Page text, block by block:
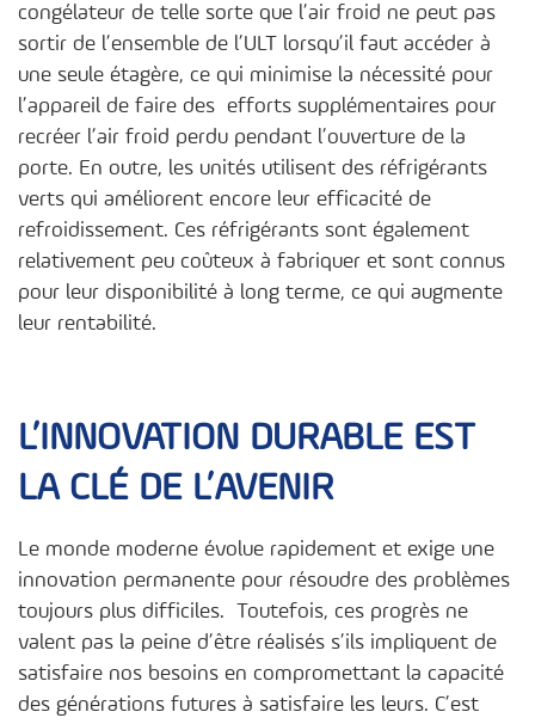
congélateur de telle sorte que l’air froid ne peut pas
sortir de l’ensemble de l’ULT lorsqu’il faut accéder à
une seule étagère, ce qui minimise la nécessité pour
l’appareil de faire des efforts supplémentaires pour
recréer l’air froid perdu pendant l’ouverture de la
porte. En outre, les unités utilisent des réfrigérants
verts qui améliorent encore leur efficacité de
refroidissement. Ces réfrigérants sont également
relativement peu coûteux à fabriquer et sont connus
pour leur disponibilité à long terme, ce qui augmente
leur rentabilité.
L’INNOVATION DURABLE EST
LA CLÉ DE L’AVENIR
Le monde moderne évolue rapidement et exige une
innovation permanente pour résoudre des problèmes
toujours plus difficiles. Toutefois, ces progrès ne
valent pas la peine d’être réalisés s’ils impliquent de
satisfaire nos besoins en compromettant la capacité
des générations futures à satisfaire les leurs. C’est